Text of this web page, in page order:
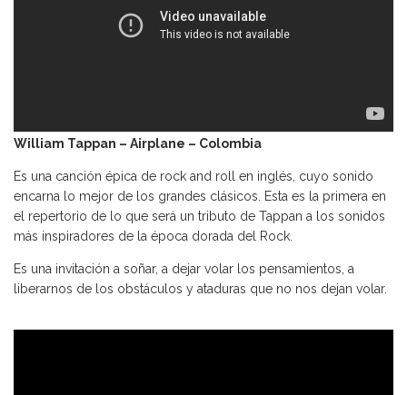
William Tappan – Airplane – Colombia
Es una canción épica de rock and roll en inglés, cuyo sonido
encarna lo mejor de los grandes clásicos. Esta es la primera en
el repertorio de lo que será un tributo de Tappan a los sonidos
más inspiradores de la época dorada del Rock.
Es una invitación a soñar, a dejar volar los pensamientos, a
liberarnos de los obstáculos y ataduras que no nos dejan volar.